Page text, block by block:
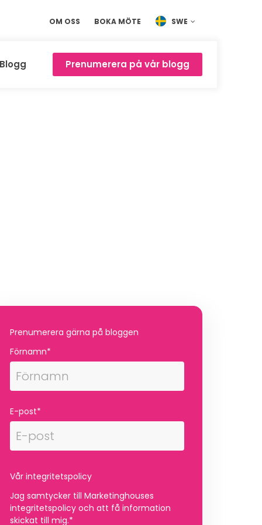
OM OSS BOKA MÖTE SWE
Blogg Prenumerera på vår blogg
Prenumerera gärna på bloggen
Förnamn*
E-post*
Vår integritetspolicy
Jag samtycker till Marketinghouses
integritetspolicy och att få information
skickat till mig.*